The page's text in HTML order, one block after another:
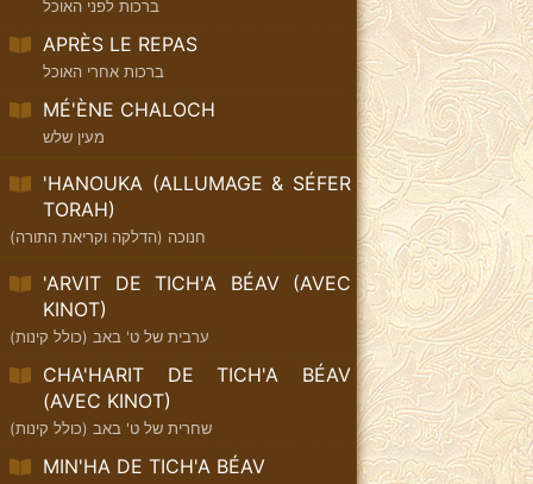
ברכות לפני האוכל
APRÈS LE REPAS
ברכות אחרי האוכל
MÉ'ÈNE CHALOCH
מעין שלש
'HANOUKA (ALLUMAGE & SÉFER
TORAH)
חנוכה (הדלקה וקריאת התורה)
'ARVIT DE TICH'A BÉAV (AVEC
KINOT)
ערבית של ט' באב (כולל קינות)
CHA'HARIT DE TICH'A BÉAV
(AVEC KINOT)
שחרית של ט' באב (כולל קינות)
MIN'HA DE TICH'A BÉAV